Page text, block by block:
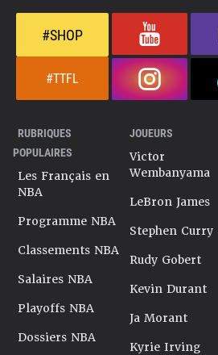
#SHOP
#TTFL
RUBRIQUES
POPULAIRES
Les Français en
NBA
Programme NBA
Classements NBA
Salaires NBA
Playoffs NBA
Dossiers NBA
JOUEURS
Victor
Wembanyama
LeBron James
Stephen Curry
Rudy Gobert
Kevin Durant
Ja Morant
Kyrie Irving